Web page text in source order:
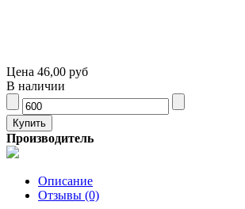
Цена 46,00 руб
В наличии
Производитель
Описание
Отзывы (0)